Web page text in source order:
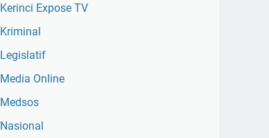
Kerinci Expose TV
Kriminal
Legislatif
Media Online
Medsos
Nasional